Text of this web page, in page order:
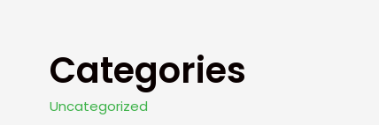
Categories
Uncategorized